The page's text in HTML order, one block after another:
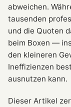
abweichen.
tausenden
und die Quoten
beim Boxen —
den kleineren
Ineffizienzen
ausnutzen kann.
Dieser Artikel